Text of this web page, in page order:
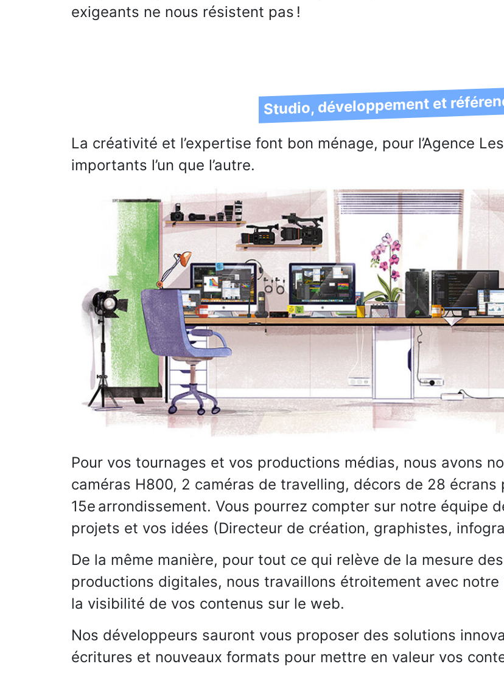
exigeants ne nous résistent pas !
Studio, développement et
La créativité et l’expertise font bon ménage, pour l’Agence
importants l’un que l’autre.
Pour vos tournages et vos productions médias, nous avons
caméras H800, 2 caméras de travelling, décors de 28 écrans
15e arrondissement. Vous pourrez compter sur notre équipe
projets et vos idées (Directeur de création, graphistes,
De la même manière, pour tout ce qui relève de la mesure
productions digitales, nous travaillons étroitement avec
la visibilité de vos contenus sur le web.
Nos développeurs sauront vous proposer des solutions
écritures et nouveaux formats pour mettre en valeur vos